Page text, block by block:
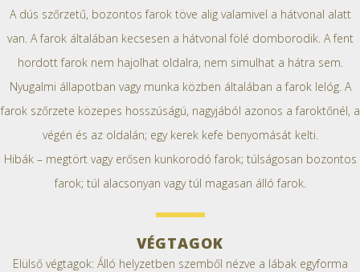
A dús szőrzetű, bozontos farok töve alig valamivel a hátvonal alatt
van. A farok általában kecsesen a hátvonal fölé domborodik. A fent
hordott farok nem hajolhat oldalra, nem simulhat a hátra sem.
Nyugalmi állapotban vagy munka közben általában a farok lelóg. A
farok szőrzete közepes hosszúságú, nagyjából azonos a faroktőnél, a
végén és az oldalán; egy kerek kefe benyomását kelti.
Hibák – megtört vagy erősen kunkorodó farok; túlságosan bozontos
farok; túl alacsonyan vagy túl magasan álló farok.
VÉGTAGOK
Elülső végtagok: Álló helyzetben szemből nézve a lábak egyforma